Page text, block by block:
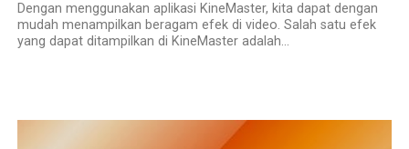
Dengan menggunakan aplikasi KineMaster, kita dapat dengan
mudah menampilkan beragam efek di video. Salah satu efek
yang dapat ditampilkan di KineMaster adalah...